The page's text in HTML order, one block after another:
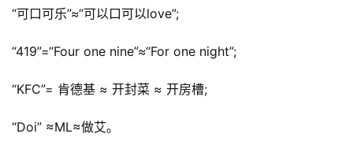
“可口可乐”≈“可以口可以love”;
“419”=“Four one nine”≈“For one night”;
“KFC”= 肯德基 ≈ 开封菜 ≈ 开房槽;
“Doi” ≈ML≈做艾。